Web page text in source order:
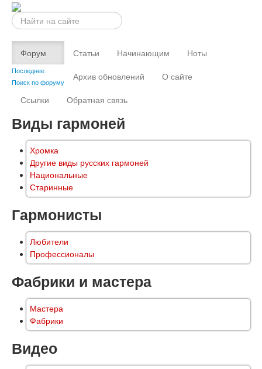
Искать...
Форум
Последнее
Поиск по форуму
Статьи Начинающим
Ноты
Архив обновлений
О сайте
Ссылки
Обратная связь
Виды гармоней
Хромка
Другие виды русских гармоней
Национальные
Старинные
Гармонисты
Любители
Профессионалы
Фабрики и мастера
Мастера
Фабрики
Видео